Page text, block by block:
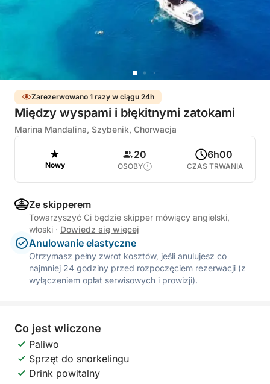
Zarezerwowano 1 razy w ciągu 24h
Między wyspami i błękitnymi zatokami
Marina Mandalina, Szybenik, Chorwacja
Nowy
20
OSOBY
6h00
CZAS TRWANIA
Ze skipperem
Towarzyszyć Ci będzie skipper mówiący angielski,
włoski · Dowiedz się więcej
Anulowanie elastyczne
Otrzymasz pełny zwrot kosztów, jeśli anulujesz co
najmniej 24 godziny przed rozpoczęciem rezerwacji (z
wyłączeniem opłat serwisowych i prowizji).
Co jest wliczone
Paliwo
Sprzęt do snorkelingu
Drink powitalny